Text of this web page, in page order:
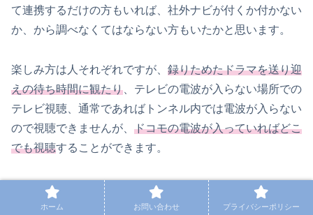
て連携するだけの方もいれば、社外ナビが付くか付かない
か、から調べなくてはならない方もいたかと思います。
楽しみ方は人それぞれですが、 録りためたドラマを送り迎
えの待ち時間に観たり 、テレビの電波が入らない場所での
テレビ視聴、通常であればトンネル内では電波が入らない
ので視聴できませんが、 ドコモの電波が入っていればどこ
でも視聴することができます。
もちろん、 逃したくないBS放送もリアルタイムで視聴
ることが出来てしまいます。
ホーム お問い合わせ プライバシーポリシー